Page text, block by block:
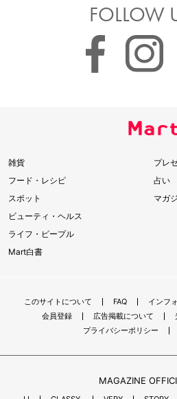
FOLLOW
雑貨
フード・レシピ
スポット
ビューティ・ヘルス
ライフ・ピープル
Mart白書
プレ
占い
マガ
このサイトについて FAQ インフ
会員登録
広告掲載について
プライバシーポリシー
MAGAZINE